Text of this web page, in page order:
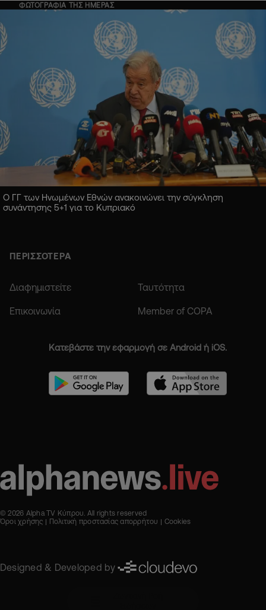
ΦΩΤΟΓΡΑΦΙΑ ΤΗΣ ΗΜΕΡΑΣ
Ο ΓΓ των Ηνωμένων Εθνών ανακοινώνει την σύγκληση
συνάντησης 5+1 για το Κυπριακό
ΠΕΡΙΣΣΟΤΕΡΑ
Διαφημιστείτε Ταυτότητα
Επικοινωνία Member of COPA
Κατεβάστε την εφαρμογή σε Android ή iOS.
© 2026 Alpha TV Κύπρου. All rights reserved
Όροι χρήσης
Πολιτική προστασίας απορρήτου Cookies
Designed & Developed by